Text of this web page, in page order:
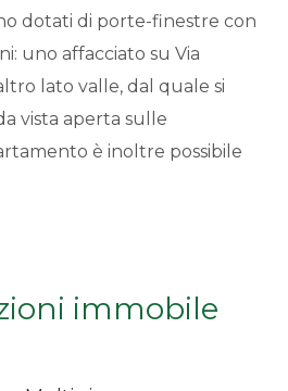
dotati di porte-finestre con
uno affacciato su Via
lato valle, dal quale si
vista aperta sulle
è inoltre possibile
attualmente tramite
d'uso (previa verifica
immobile